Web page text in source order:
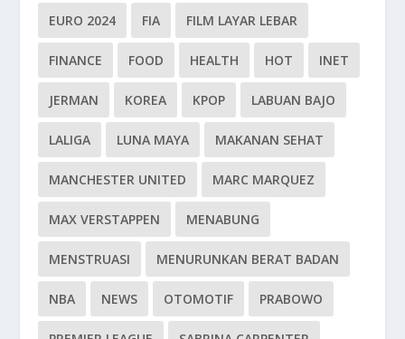
EURO 2024 FIA FILM LAYAR LEBAR
FINANCE FOOD HEALTH HOT INET
JERMAN KOREA KPOP LABUAN BAJO
LALIGA LUNA MAYA MAKANAN SEHAT
MANCHESTER UNITED MARC MARQUEZ
MAX VERSTAPPEN MENABUNG
MENSTRUASI MENURUNKAN BERAT BADAN
NBA NEWS OTOMOTIF PRABOWO